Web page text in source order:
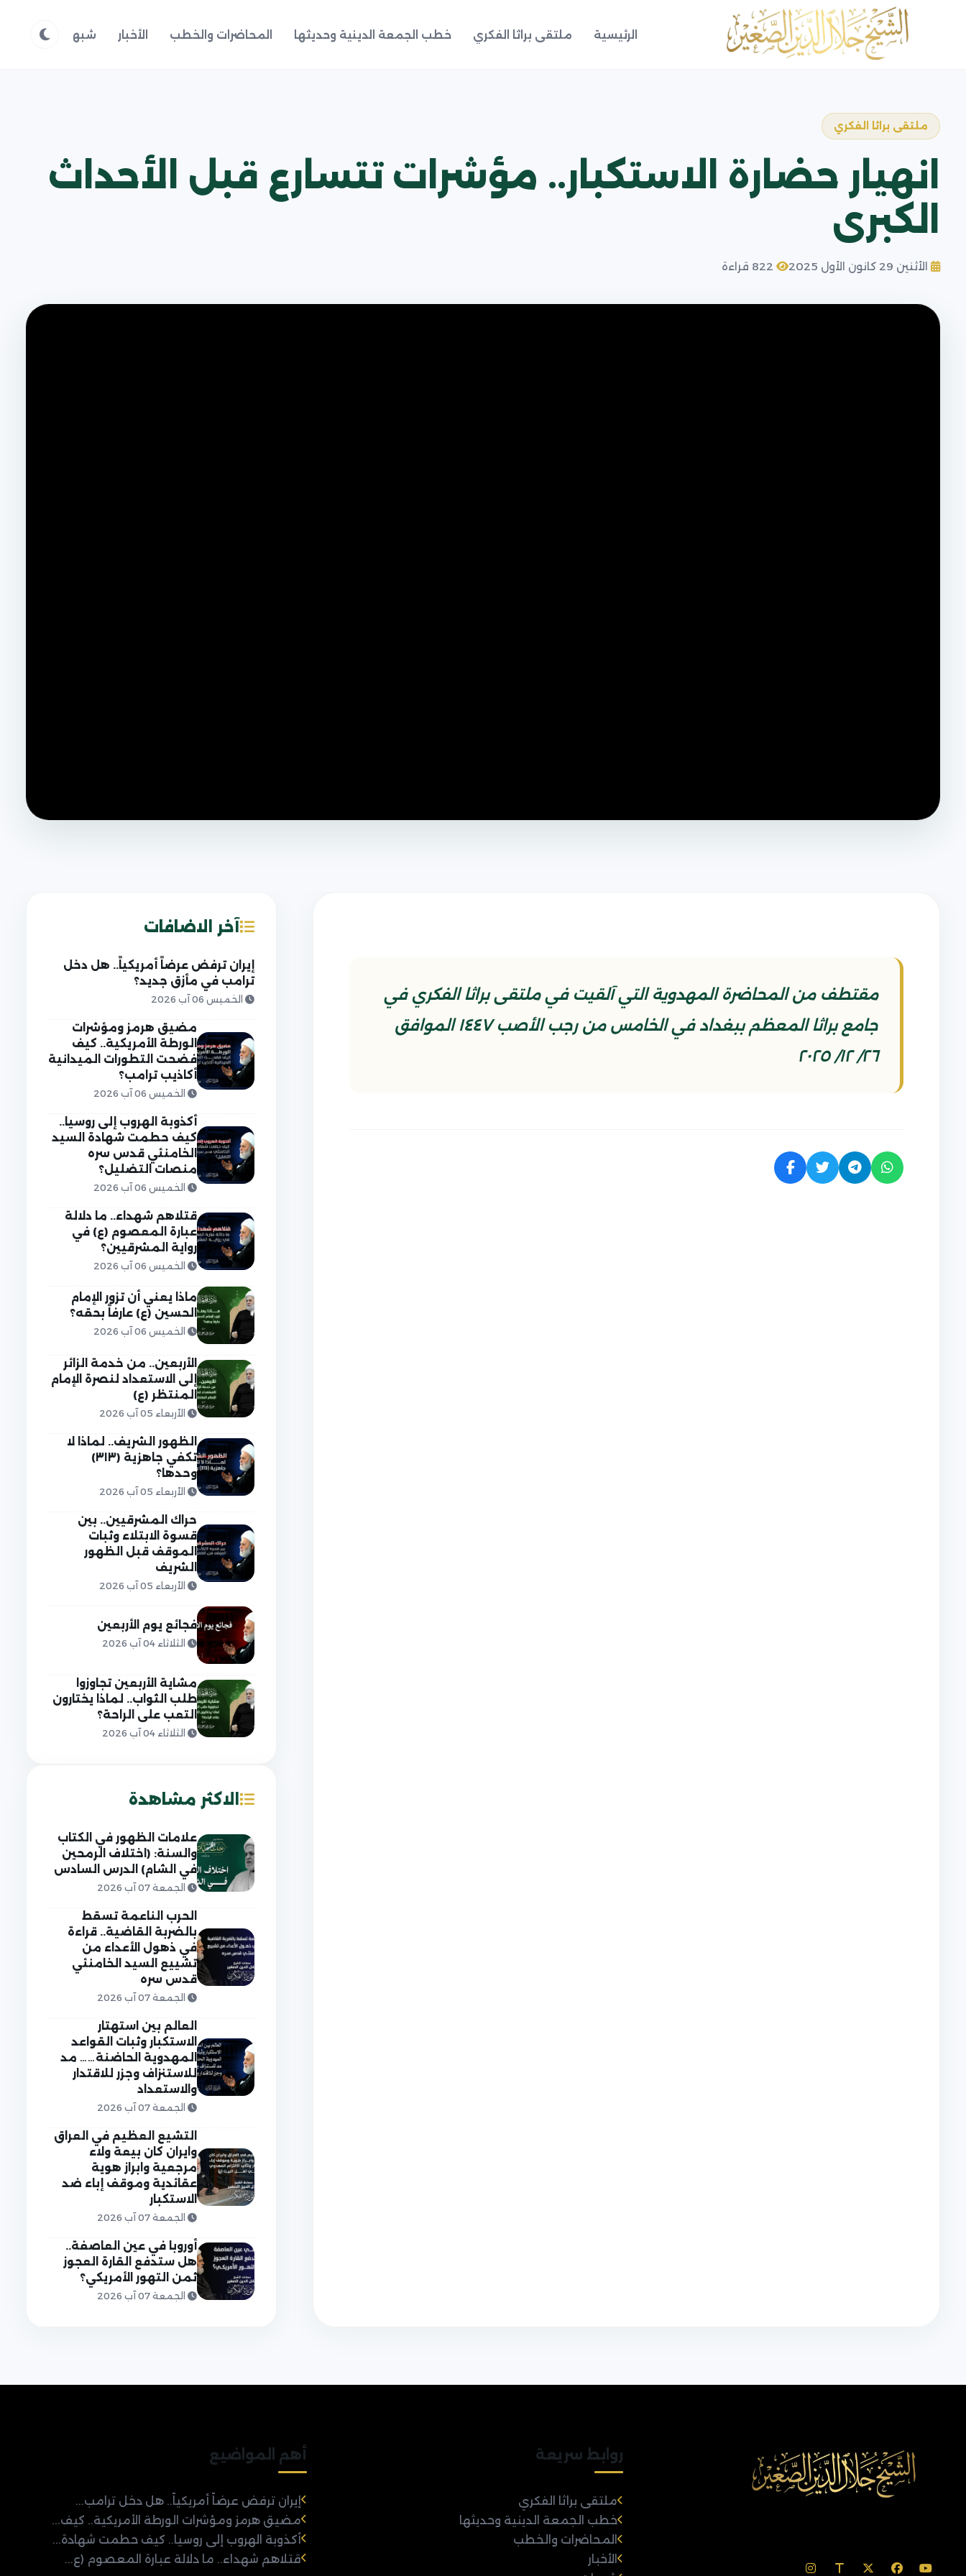
الرئيسية ملتقى براثا الفكري خطب الجمعة الدينية وحديثها المحاضرات والخطب الأخبار شبهات وردود
ملتقى براثا الفكري
انهيار حضارة الاستكبار.. مؤشرات تتسارع قبل الأحداث
الكبرى
الأثنين 29 كانون الأول 2025
مقتطف من المحاضرة المهدوية التي آلقيت في ملتقى براثا الفكري في
جامع براثا المعظم ببغداد في الخامس من رجب الأصب ١٤٤٧ الموافق
٢٦/ ١٢/ ٢٠٢٥
آخر الاضافات
إيران ترفض عرضاً أمريكياً.. هل دخل
ترامب في مأزق جديد؟
الخميس 06 آب 2026
مضيق هرمز ومؤشرات
الورطة الأمريكية.. كيف
فضحت التطورات الميدانية
أكاذيب ترامب؟
الخميس 06 آب 2026
أكذوبة الهروب إلى روسيا..
كيف حطمت شهادة السيد
الخامنئي قدس سره
منصات التضليل؟
الخميس 06 آب 2026
قتلاهم شهداء.. ما دلالة
عبارة المعصوم (ع) في
رواية المشرقيين؟
الخميس 06 آب 2026
ماذا يعني أن تزور الإمام
الحسين (ع) عارفاً بحقه؟
الخميس 06 آب 2026
الأربعين.. من خدمة الزائر
إلى الاستعداد لنصرة الإمام
المنتظر (ع)
الأربعاء 05 آب 2026
الظهور الشريف.. لماذا لا
تكفي جاهزية (٣١٣)
وحدها؟
الأربعاء 05 آب 2026
حراك المشرقيين.. بين
قسوة الابتلاء وثبات
الموقف قبل الظهور
الشريف
الأربعاء 05 آب 2026
فجائع يوم الأربعين
الثلاثاء 04 آب 2026
مشاية الأربعين تجاوزوا
طلب الثواب.. لماذا يختارون
التعب على الراحة؟
الثلاثاء 04 آب 2026
الاكثر مشاهدة
علامات الظهور في الكتاب
والسنة: (اختلاف الرمحين
في الشام) الدرس السادس
الجمعة 07 آب 2026
الحرب الناعمة تسقط
بالضربة القاضية.. قراءة
في ذهول الأعداء من
تشييع السيد الخامنئي
قدس سره
الجمعة 07 آب 2026
العالم بين استهتار
الاستكبار وثبات القواعد
المهدوية الحاضنة…… مد
للاستنزاف وجزر للاقتدار
والاستعداد
الجمعة 07 آب 2026
التشيع العظيم في العراق
وايران كان بيعة ولاء
مرجعية وابراز هوية
عقائدية وموقف إباء ضد
الاستكبار
الجمعة 07 آب 2026
أوروبا في عين العاصفة..
هل ستدفع القارة العجوز
ثمن التهور الأمريكي؟
الجمعة 07 آب 2026
روابط سريعة
ملتقى براثا الفكري
خطب الجمعة الدينية وحديثها
المحاضرات والخطب
الأخبار
أهم المواضيع
إيران ترفض عرضاً أمريكياً.. هل دخل ترامب...
مضيق هرمز ومؤشرات الورطة الأمريكية.. كيف...
أكذوبة الهروب إلى روسيا.. كيف حطمت شهادة...
قتلاهم شهداء.. ما دلالة عبارة المعصوم (ع...